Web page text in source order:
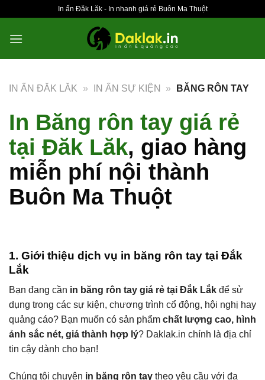
nội
In ấn Đăk Lăk - In nhanh giá rẻ Buôn Ma Thuột
IN ẤN ĐĂK LĂK » IN ẤN SỰ KIỆN » BĂNG RÔN TAY
In Băng rôn tay giá rẻ
tại Đăk Lăk, giao hàng
miễn phí nội thành
Buôn Ma Thuột
1. Giới thiệu dịch vụ in băng rôn tay tại Đắk
Lắk
Bạn đang cần in băng rôn tay giá rẻ tại Đắk Lắk để sử
dụng trong các sự kiện, chương trình cổ động, hội nghị hay
quảng cáo? Bạn muốn có sản phẩm chất lượng cao, hình
ảnh sắc nét, giá thành hợp lý? Daklak.in chính là địa chỉ
tin cậy dành cho bạn!
Chúng tôi chuyên in băng rôn tay theo yêu cầu với đa